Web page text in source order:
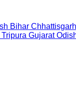
Bihar Chhattisgarh
Tripura Gujarat